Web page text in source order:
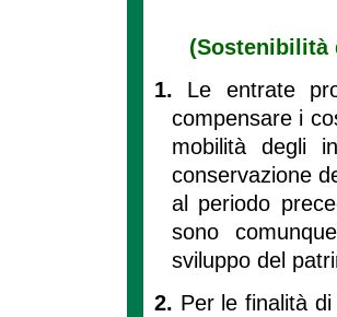
(Sostenibilità
1. Le entrate
compensare i
mobilità degli
conservazione
al periodo
sono
sviluppo del
2. Per le finalità